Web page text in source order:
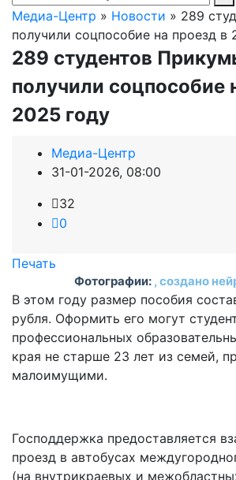
Медиа-Центр » Новости » 289
получили соцпособие на проезд в
289 студентов
получили соцпособие
2025 году
Медиа-Центр
31-01-2026, 08:00
32
0
Печать
Фотографии: , создано
В этом году размер пособия
рубля. Оформить его могут
профессиональных
края не старше 23 лет из семей,
малоимущими.
Господдержка предоставляется
проезд в автобусах
(на внутрикраевых и